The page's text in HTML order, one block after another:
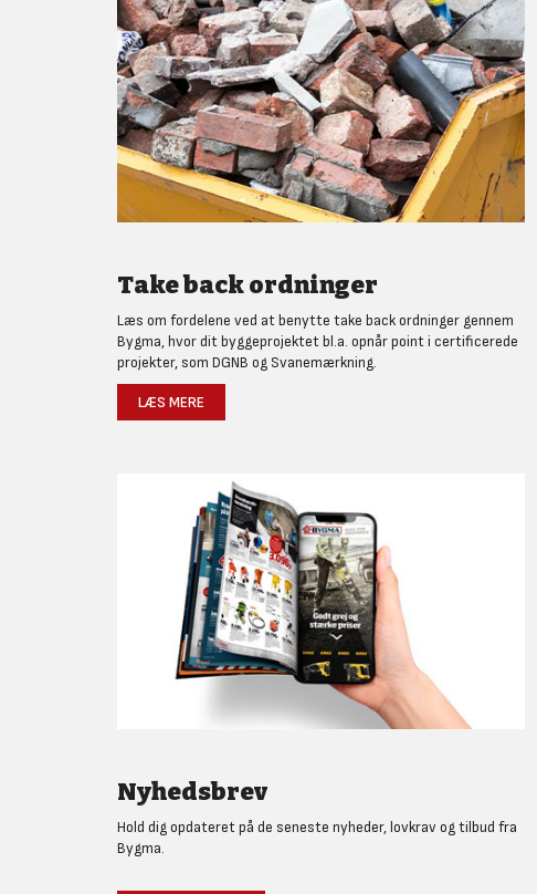
Take back ordninger
Læs om fordelene ved at benytte take back ordninger gennem
Bygma, hvor dit byggeprojektet bl.a. opnår point i certificerede
projekter, som DGNB og Svanemærkning.
LÆS MERE
Nyhedsbrev
Hold dig opdateret på de seneste nyheder, lovkrav og tilbud fra
Bygma.